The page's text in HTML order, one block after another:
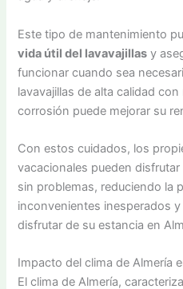
Este tipo de mantenimiento
vida útil del lavavajillas y
funcionar cuando sea
lavavajillas de alta calidad
corrosión puede mejorar su
Con estos cuidados, los
vacacionales pueden
sin problemas, reduciendo la
inconvenientes inesperados
disfrutar de su estancia en
Impacto del clima de Almería
El clima de Almería,